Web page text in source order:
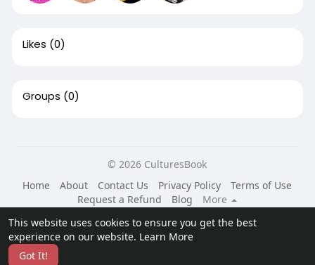
This website uses cookies to ensure you get the best
experience on our website. Learn More
Got It!
Likes (0)
Groups (0)
© 2026 CulturesBook
Home
About Contact Us Privacy Policy
Terms of Use
Request a Refund
Blog
More
Language